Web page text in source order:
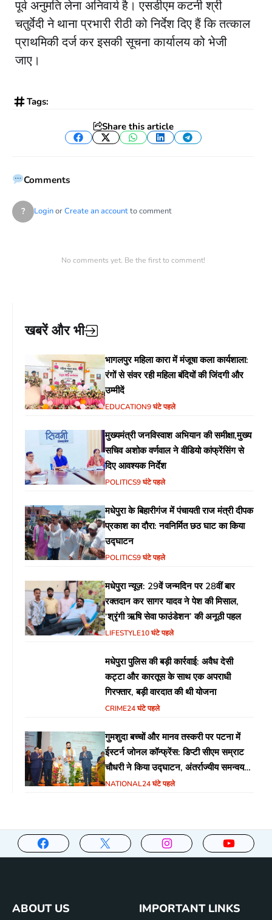
पूर्व अनुमति लेना अनिवार्य है। एसडीएम कटनी श्री
चतुर्वेदी ने थाना प्रभारी रीठी को निर्देश दिए हैं कि तत्काल
प्राथमिकी दर्ज कर इसकी सूचना कार्यालय को भेजी
जाए।
Tags:
Share this article
Facebook
TwitterWhatsApp
LinkedInTelegram
Comments
? LoginorCreate an accountto comment
No comments yet. Be the first to comment!
खबरें और भी
भागलपुर महिला कारा में मंजूषा कला कार्यशाला:
रंगों से संवर रही महिला बंदियों की जिंदगी और
उम्मीदें
EDUCATION9 घंटे पहले
मुख्यमंत्री जनविस्वाश अभियान की समीक्षा,मुख्य
सचिव अशोक वर्णवाल ने वीडियो कांफ्रेंसिंग से
दिए आवश्यक निर्देश
POLITICS9 घंटे पहले
मधेपुरा के बिहारीगंज में पंचायती राज मंत्री दीपक
प्रकाश का दौरा: नवनिर्मित छठ घाट का किया
उद्घाटन
POLITICS9 घंटे पहले
मधेपुरा न्यूज़: 29वें जन्मदिन पर 28वीं बार
रक्तदान कर सागर यादव ने पेश की मिसाल,
‘श्रृंगी ऋषि सेवा फाउंडेशन’ की अनूठी पहल
LIFESTYLE10 घंटे पहले
मधेपुरा पुलिस की बड़ी कार्रवाई: अवैध देसी
कट्टा और कारतूस के साथ एक अपराधी
गिरफ्तार, बड़ी वारदात की थी योजना
CRIME24 घंटे पहले
गुमशुदा बच्चों और मानव तस्करी पर पटना में
ईस्टर्न जोनल कॉन्फ्रेंस: डिप्टी सीएम सम्राट
चौधरी ने किया उद्घाटन, अंतर्राज्यीय समन्वय
पर जोर
NATIONAL24 घंटे पहले
ABOUT US
IMPORTANT LINKS